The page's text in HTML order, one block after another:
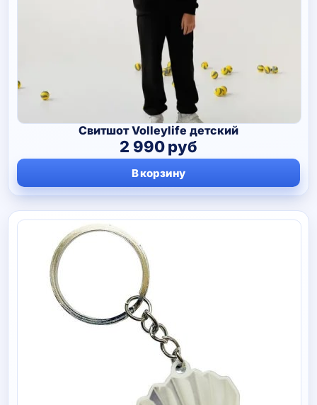
Свитшот Volleylife детский
2 990руб
В корзину